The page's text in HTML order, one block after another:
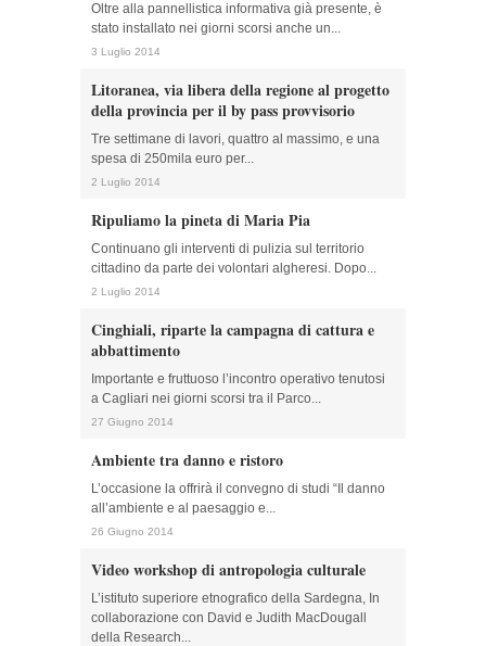
Oltre alla pannellistica informativa già presente, è
stato installato nei giorni scorsi anche un...
3 Luglio 2014
Litoranea, via libera della regione al progetto
della provincia per il by pass provvisorio
Tre settimane di lavori, quattro al massimo, e una
spesa di 250mila euro per...
2 Luglio 2014
Ripuliamo la pineta di Maria Pia
Continuano gli interventi di pulizia sul territorio
cittadino da parte dei volontari algheresi. Dopo...
2 Luglio 2014
Cinghiali, riparte la campagna di cattura e
abbattimento
Importante e fruttuoso l’incontro operativo tenutosi
a Cagliari nei giorni scorsi tra il Parco...
27 Giugno 2014
Ambiente tra danno e ristoro
L’occasione la offrirà il convegno di studi “Il danno
all’ambiente e al paesaggio e...
26 Giugno 2014
Video workshop di antropologia culturale
L’istituto superiore etnografico della Sardegna, In
collaborazione con David e Judith MacDougall
della Research...